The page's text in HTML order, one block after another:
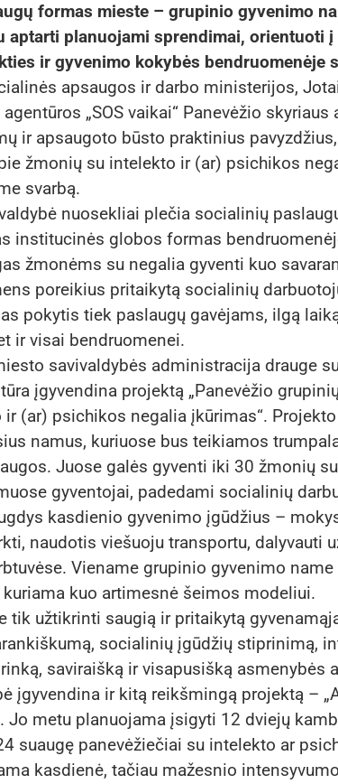
formas mieste – grupinio gyvenimo
aptarti planuojami sprendimai, orientuoti
ir gyvenimo kokybės bendruomenėje
apsaugos ir darbo ministerijos,
„SOS vaikai“ Panevėžio
ir apsaugoto būsto praktinius
žmonių su intelekto ir (ar) psichikos
svarbą.
nuosekliai plečia socialinių
institucinės globos formas
žmonėms su negalia gyventi kuo
poreikius pritaikytą socialinių
pokytis tiek paslaugų gavėjams, ilgą
ir visai bendruomenei.
savivaldybės administracija drauge
įgyvendina projektą „Panevėžio
(ar) psichikos negalia įkūrimas“.
namus, kuriuose bus teikiamos
Juose galės gyventi iki 30 žmonių
gyventojai, padedami socialinių
kasdienio gyvenimo įgūdžius –
naudotis viešuoju transportu, dalyvauti
Viename grupinio gyvenimo
kuo artimesnė šeimos modeliui.
tik užtikrinti saugią ir pritaikytą
socialinių įgūdžių stiprinimą,
saviraišką ir visapusišką asmenybės
įgyvendina ir kitą reikšmingą projektą –
Jo metu planuojama įsigyti 12 dviejų
suaugę panevėžiečiai su intelekto ar
kasdienė, tačiau mažesnio